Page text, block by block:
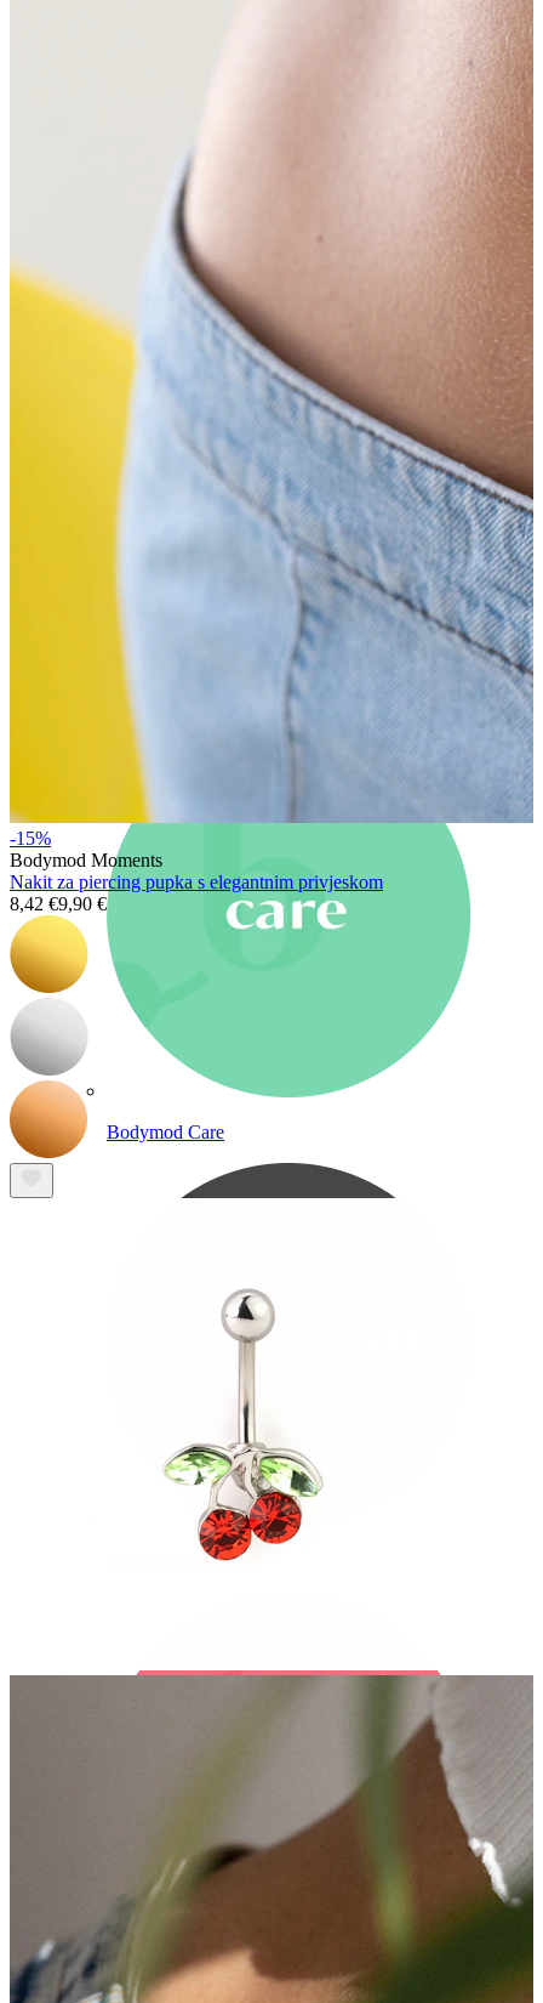
Proširivanje
Nakit od 14K zlata
Kupuj Bodymod Moments
Bodymod Care
Bodymod Premium
Bodymod Trend
-15%
Bodymod Moments
Nakit za piercing pupka s elegantnim privjeskom
8,42 €9,90 €